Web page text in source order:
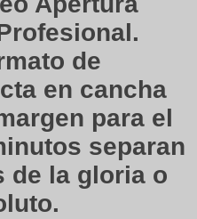
.
de
en cancha
para el
separan
de la gloria o